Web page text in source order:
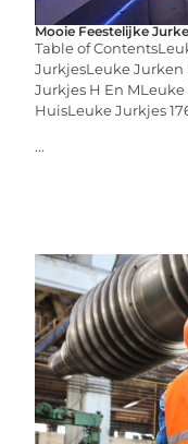
Mooie Feestelijke
Table of
JurkjesLeuke
Jurkjes H En
HuisLeuke Jurkjes
...